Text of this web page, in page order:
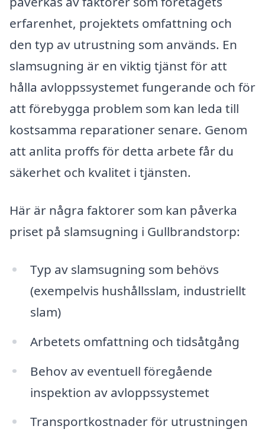
erfarenhet, projektets omfattning och
den typ av utrustning som används. En
slamsugning är en viktig tjänst för att
hålla avloppssystemet fungerande och för
att förebygga problem som kan leda till
kostsamma reparationer senare. Genom
att anlita proffs för detta arbete får du
säkerhet och kvalitet i tjänsten.
Här är några faktorer som kan påverka
priset på slamsugning i Gullbrandstorp:
Typ av slamsugning som behövs
(exempelvis hushållsslam, industriellt
slam)
Arbetets omfattning och tidsåtgång
Behov av eventuell föregående
inspektion av avloppssystemet
Transportkostnader för utrustningen